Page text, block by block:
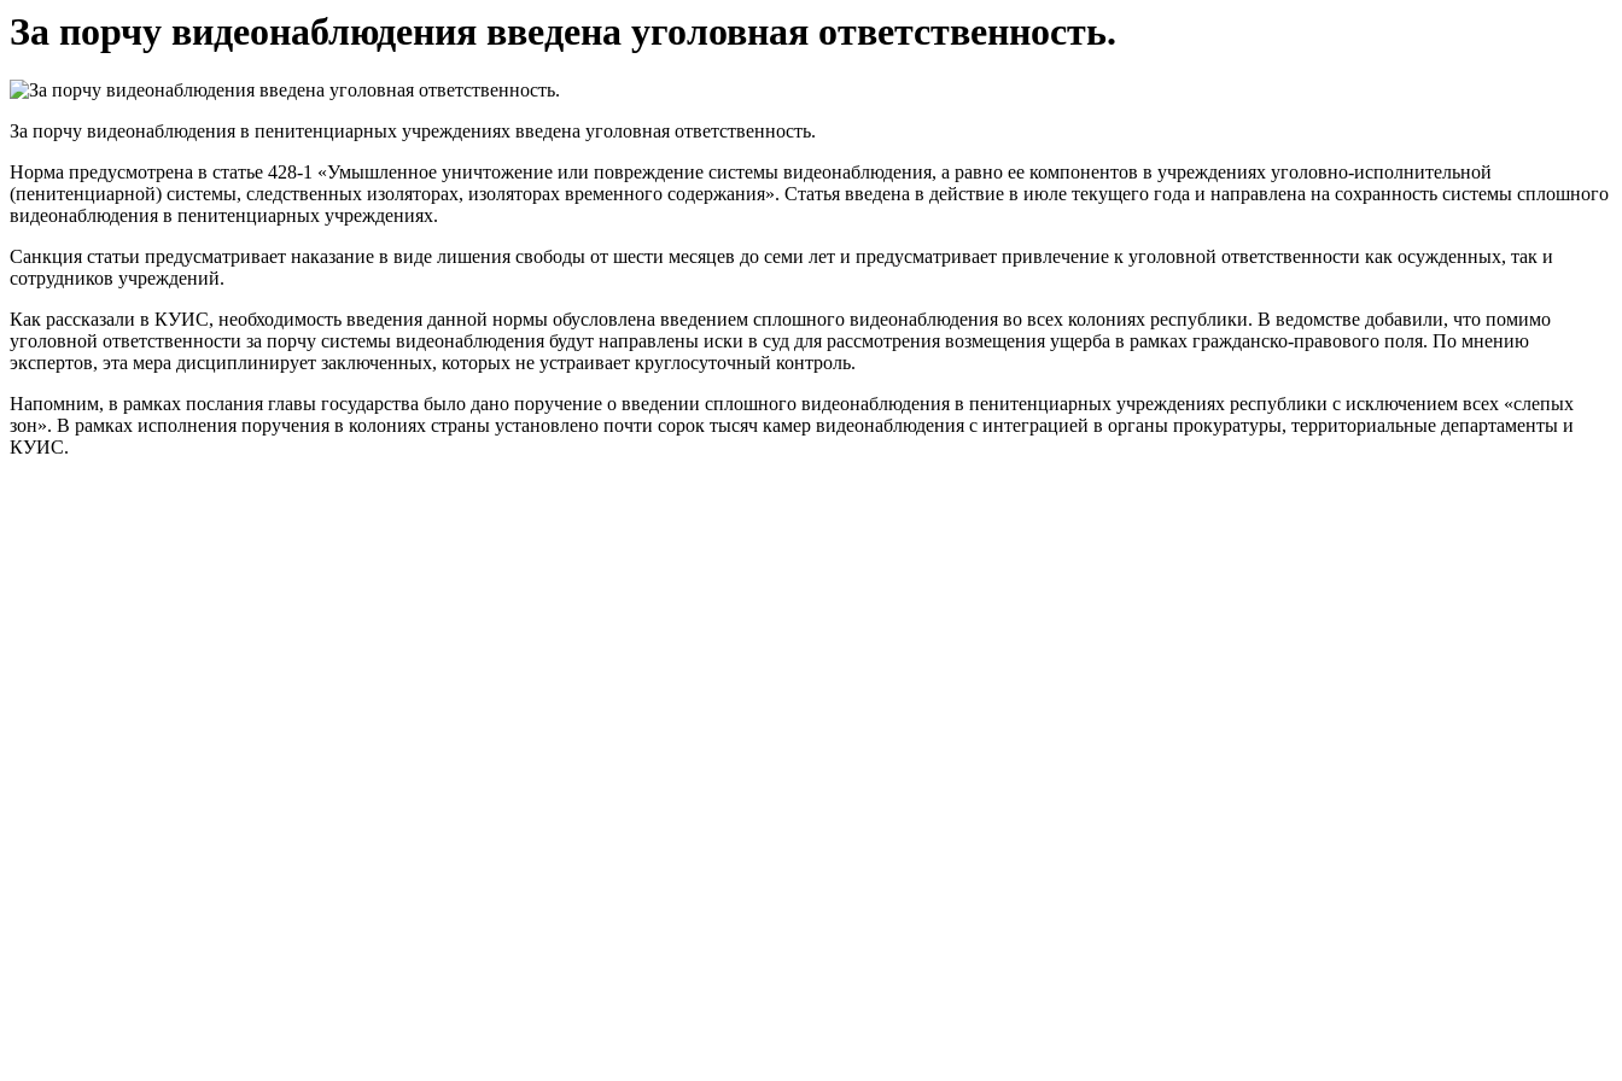
За порчу видеонаблюдения введена уголовная ответственность.
За порчу видеонаблюдения в пенитенциарных учреждениях введена уголовная ответственность.
Норма предусмотрена в статье 428-1 «Умышленное уничтожение или повреждение системы видеонаблюдения, а равно ее компонентов в учреждениях уголовно-исполнительной
(пенитенциарной) системы, следственных изоляторах, изоляторах временного содержания». Статья введена в действие в июле текущего года и направлена на сохранность системы сплошного
видеонаблюдения в пенитенциарных учреждениях.
Санкция статьи предусматривает наказание в виде лишения свободы от шести месяцев до семи лет и предусматривает привлечение к уголовной ответственности как осужденных, так и
сотрудников учреждений.
Как рассказали в КУИС, необходимость введения данной нормы обусловлена введением сплошного видеонаблюдения во всех колониях республики. В ведомстве добавили, что помимо
уголовной ответственности за порчу системы видеонаблюдения будут направлены иски в суд для рассмотрения возмещения ущерба в рамках гражданско-правового поля. По мнению
экспертов, эта мера дисциплинирует заключенных, которых не устраивает круглосуточный контроль.
Напомним, в рамках послания главы государства было дано поручение о введении сплошного видеонаблюдения в пенитенциарных учреждениях республики с исключением всех «слепых
зон». В рамках исполнения поручения в колониях страны установлено почти сорок тысяч камер видеонаблюдения с интеграцией в органы прокуратуры, территориальные департаменты и
КУИС.